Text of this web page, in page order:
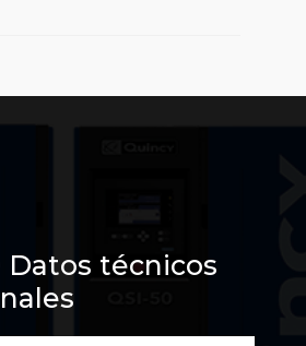
Datos técnicos